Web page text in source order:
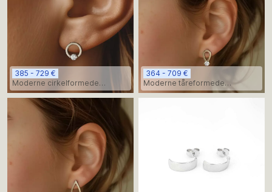
385 - 729 €
Moderne cirkelformede
diamantøreringe
364 - 709 €
Moderne tåreformede
ørestikker med diamanter